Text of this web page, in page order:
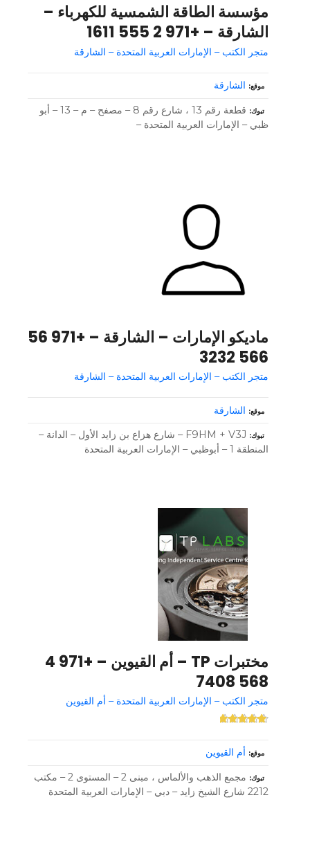
مؤسسة الطاقة الشمسية للكهرباء –
الشارقة – +971 2 555 1611
متجر الكتب – الإمارات العربية المتحدة – الشارقة
موقع الشارقة
تبوك
قطعة رقم 13 ، شارع رقم 8 – مصفح – م – 13 – أبو
ظبي – الإمارات العربية المتحدة –
ماديكو الإمارات – الشارقة – +971 56
566 3232
متجر الكتب – الإمارات العربية المتحدة – الشارقة
موقع الشارقة
تبوك
F9HM + V3J – شارع هزاع بن زايد الأول – الدانة –
المنطقة 1 – أبوظبي – الإمارات العربية المتحدة
مختبرات TP – أم القيوين – +971 4
568 7408
متجر الكتب – الإمارات العربية المتحدة – أم القيوين
موقع أم القيوين
تبوك
مجمع الذهب والألماس ، مبنى 2 – المستوى 2 – مكتب
2212 شارع الشيخ زايد – دبي – الإمارات العربية المتحدة